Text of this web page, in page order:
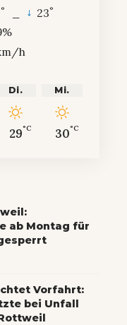
° 23°
h
Di.
29°C
Mi.
30°C
ab Montag für
Vorfahrt:
bei Unfall